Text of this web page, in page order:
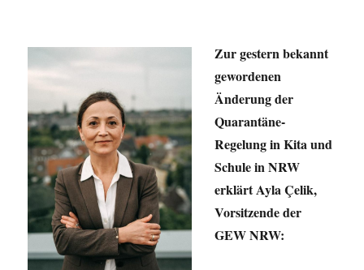
Zur gestern bekannt
gewordenen
Änderung der
Quarantäne-
Regelung in Kita und
Schule in NRW
erklärt Ayla Çelik,
Vorsitzende der
GEW NRW: